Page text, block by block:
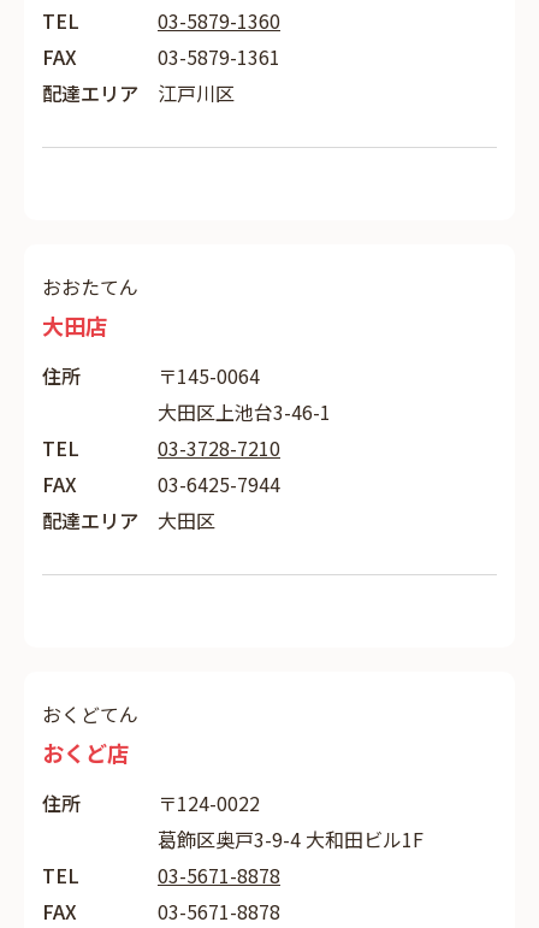
TEL
03-5879-1360
FAX
03-5879-1361
配達エリア
江戸川区
おおたてん
大田店
住所
〒145-0064
大田区上池台3-46-1
TEL
03-3728-7210
FAX
03-6425-7944
配達エリア
大田区
おくどてん
おくど店
住所
〒124-0022
葛飾区奥戸3-9-4 大和田ビル1F
TEL
03-5671-8878
FAX
03-5671-8878